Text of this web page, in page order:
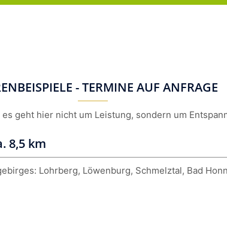
- TERMINE AUF ANFRAGE
geht hier nicht um Leistung, sondern um
8,5 km
Lohrberg, Löwenburg, Schmelztal, Bad